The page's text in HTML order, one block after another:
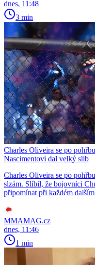
dnes, 11:48
3 min
Charles Oliveira se po
Nascimentovi dal velký slib
Charles Oliveira se po
slzám. Slíbil, že bojovníci
připomínat při každém
MMAMAG.cz
dnes, 11:46
1 min